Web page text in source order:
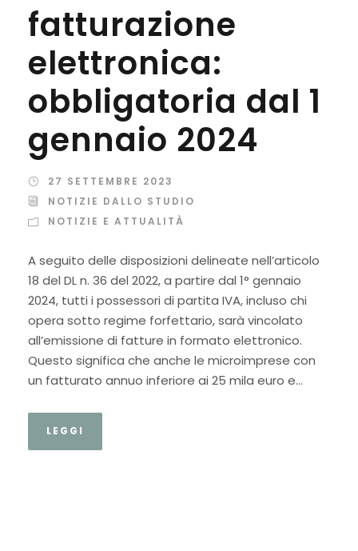
fatturazione
elettronica:
obbligatoria dal 1
gennaio 2024
27 SETTEMBRE 2023
NOTIZIE DALLO STUDIO
NOTIZIE E ATTUALITÀ
A seguito delle disposizioni delineate nell’articolo
18 del DL n. 36 del 2022, a partire dal 1° gennaio
2024, tutti i possessori di partita IVA, incluso chi
opera sotto regime forfettario, sarà vincolato
all’emissione di fatture in formato elettronico.
Questo significa che anche le microimprese con
un fatturato annuo inferiore ai 25 mila euro e...
LEGGI